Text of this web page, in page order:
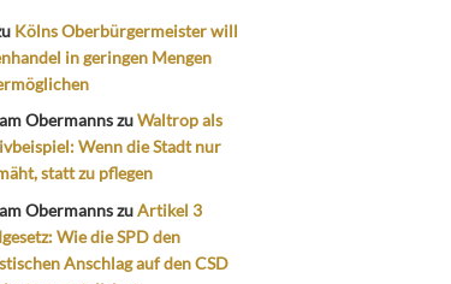
Kölns Oberbürgermeister will
in geringen Mengen
ObermannszuWaltrop als
Wenn die Stadt nur
statt zu pflegen
ObermannszuArtikel 3
Wie die SPD den
Anschlag auf den CSD